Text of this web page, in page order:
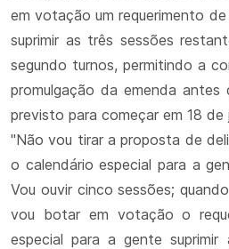
em votação um requerimento
suprimir as três sessões
segundo turnos, permitindo a
promulgação da emenda antes
previsto para começar em 18 de
"Não vou tirar a proposta de
o calendário especial para a
Vou ouvir cinco sessões;
vou botar em votação o
especial para a gente